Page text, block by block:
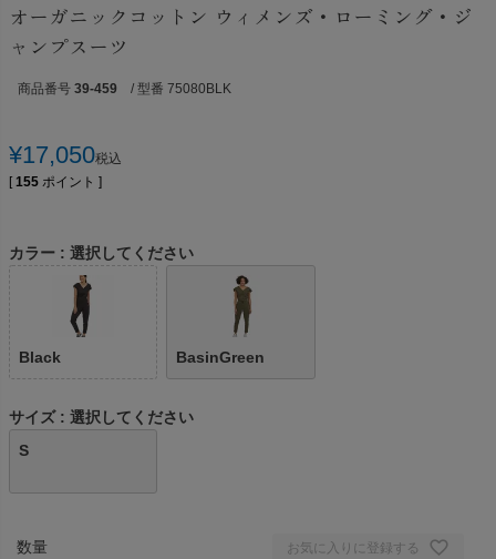
オーガニックコットン ウィメンズ・ローミング・ジ
ャンプスーツ
商品番号 39-459 / 型番 75080BLK
¥17,050税込
[ 155 ポイント ]
カラー 選択してください
Black BasinGreen
サイズ
選択してください
S
お気に入りに登録する